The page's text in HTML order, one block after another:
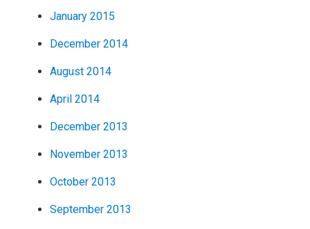
January 2015
December 2014
August 2014
April 2014
December 2013
November 2013
October 2013
September 2013